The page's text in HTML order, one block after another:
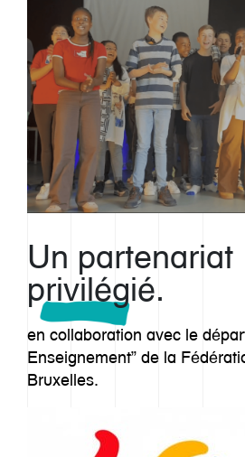
Un partenariat
privilégié.
en collaboration avec le
Enseignement” de la
Bruxelles.